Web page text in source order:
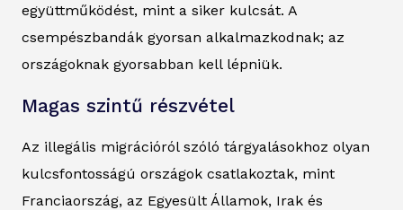
együttműködést, mint a siker kulcsát. A
csempészbandák gyorsan alkalmazkodnak; az
országoknak gyorsabban kell lépniük.
Magas szintű részvétel
Az illegális migrációról szóló tárgyalásokhoz olyan
kulcsfontosságú országok csatlakoztak, mint
Franciaország, az Egyesült Államok, Irak és